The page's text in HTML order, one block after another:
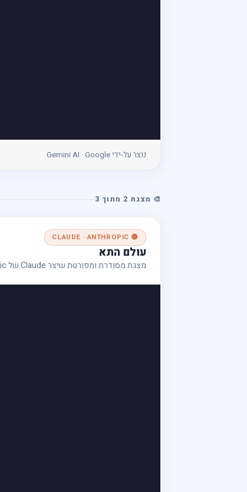
נוצר על-ידי Gemini AI · Google
🎨 מצגת 2 מתוך 3
🟠 CLAUDE · ANTHROPIC
עולם התא
מצגת מסודרת ומפורטת שיצר Claude של Anthropic — הסבר שלב אחר שלב על מבנה התא ואברוניו.